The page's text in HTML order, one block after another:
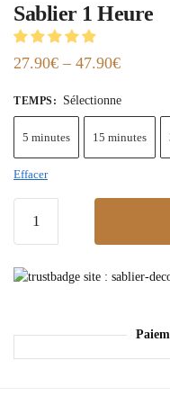
Sablier 1 Heure
27.90€ – 47.90€
TEMPS: Sélectionne
5 minutes 15 minutes
Effacer
1